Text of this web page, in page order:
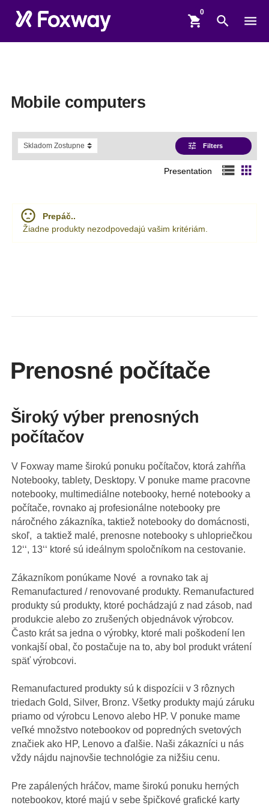
shopping_cart search menu
Mobile computers
tune Filters
Presentation storage apps
sentiment_dissatisfied
Prepáč..
Žiadne produkty nezodpovedajú vašim kritériám.
Prenosné počítače
Široký výber prenosných
počítačov
V Foxway mame širokú ponuku počítačov, ktorá zahŕňa
Notebooky, tablety, Desktopy. V ponuke mame pracovne
notebooky, multimediálne notebooky, herné notebooky a
počítače, rovnako aj profesionálne notebooky pre
náročného zákazníka, taktiež notebooky do domácnosti,
skoľ, a taktiež malé, prenosne notebooky s uhlopriečkou
12‘‘, 13‘‘ ktoré sú ideálnym spoločníkom na cestovanie.
Zákazníkom ponúkame Nové a rovnako tak aj
Remanufactured / renovované produkty. Remanufactured
produkty sú produkty, ktoré pochádzajú z nad zásob, nad
produkcie alebo zo zrušených objednávok výrobcov.
Často krát sa jedna o výrobky, ktoré mali poškodení len
vonkajší obal, čo postačuje na to, aby bol produkt vrátení
späť výrobcovi.
Remanufactured produkty sú k dispozícii v 3 rôznych
triedach Gold, Silver, Bronz. Všetky produkty majú záruku
priamo od výrobcu Lenovo alebo HP. V ponuke mame
veľké množstvo notebookov od popredných svetových
značiek ako HP, Lenovo a ďalšie. Naši zákazníci u nás
vždy nájdu najnovšie technológie za nižšiu cenu.
Pre zapálených hráčov, mame širokú ponuku herných
notebookov, ktoré majú v sebe špičkové grafické karty